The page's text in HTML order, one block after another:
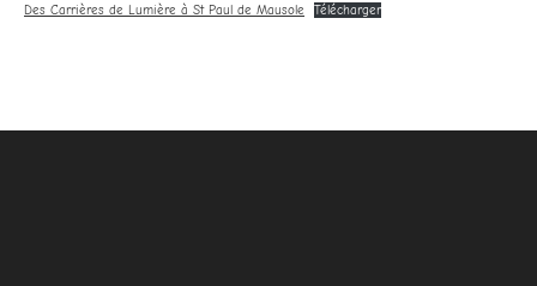
Des Carrières de Lumière à St Paul de Mausole
Télécharger